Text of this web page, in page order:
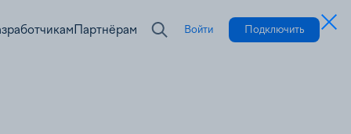
Войти Подключить
Партнёрам